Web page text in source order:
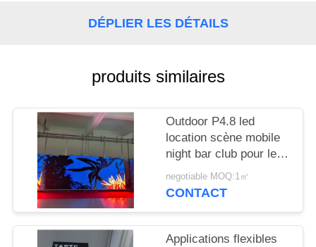
CONTACTER
NOUVELLES
DEMANDEZ
DEVIS
PLAN
DU
DÉPLIER LES DÉTAILS
produits similaires
Outdoor P4.8 led
location scène mobile
night bar club pour le
divertissement
negotiable MOQ:1㎡
CONTACT
Applications flexibles